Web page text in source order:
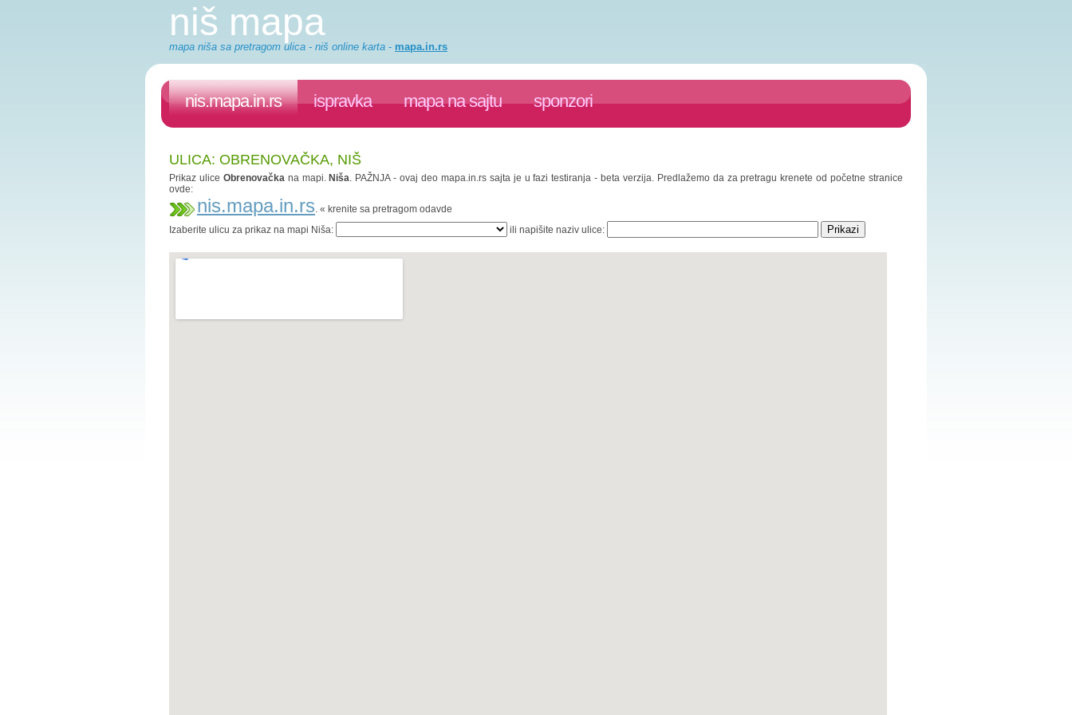
niš mapa
mapa niša sa pretragom ulica - niš online karta - mapa.in.rs
nis.mapa.in.rs ispravka mapa na sajtu sponzori
ULICA: OBRENOVAČKA, NIŠ
Prikaz ulice Obrenovačkana mapi. Niša. PAŽNJA - ovaj deo mapa.in.rs sajta je u fazi testiranja - beta verzija. Predlažemo da za pretragu krenete od početne stranice
ovde:
nis.mapa.in.rs. « krenite sa pretragom odavde
Izaberite ulicu za prikaz na mapi Niša:
ili napišite naziv ulice: